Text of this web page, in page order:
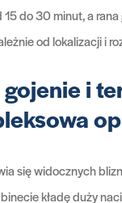
do 30 minut, a
od lokalizacji i
i
się widocznych
kładę duży